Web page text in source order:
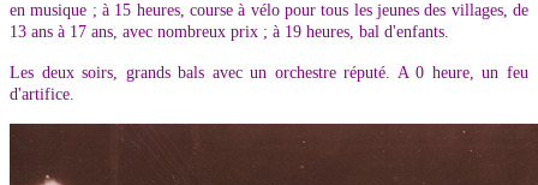
en musique ; à 15 heures, course à vélo pour tous les jeunes des villages, de
13 ans à 17 ans, avec nombreux prix ; à 19 heures, bal d'enfants.
Les deux soirs, grands bals avec un orchestre réputé. A 0 heure, un feu
d'artifice.